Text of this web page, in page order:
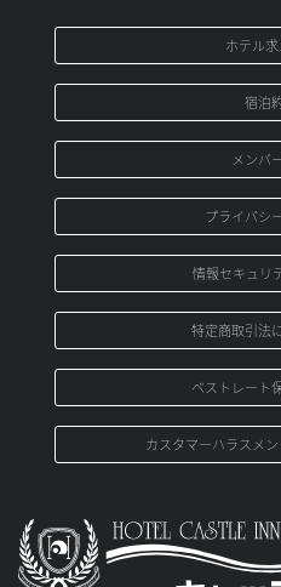
ホテル
宿泊
メンバ
プライバシ
情報セキュリ
特定商取引法
ベストレート
カスタマーハラスメ